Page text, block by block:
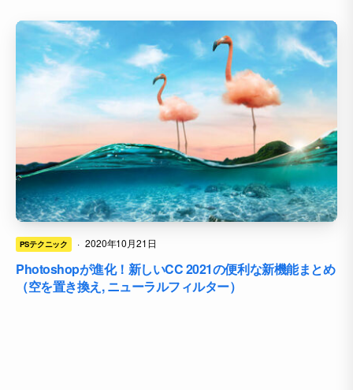
PSテクニック · 2020年10月21日
Photoshopが進化！新しいCC 2021の便利な新機能まとめ
（空を置き換え, ニューラルフィルター）